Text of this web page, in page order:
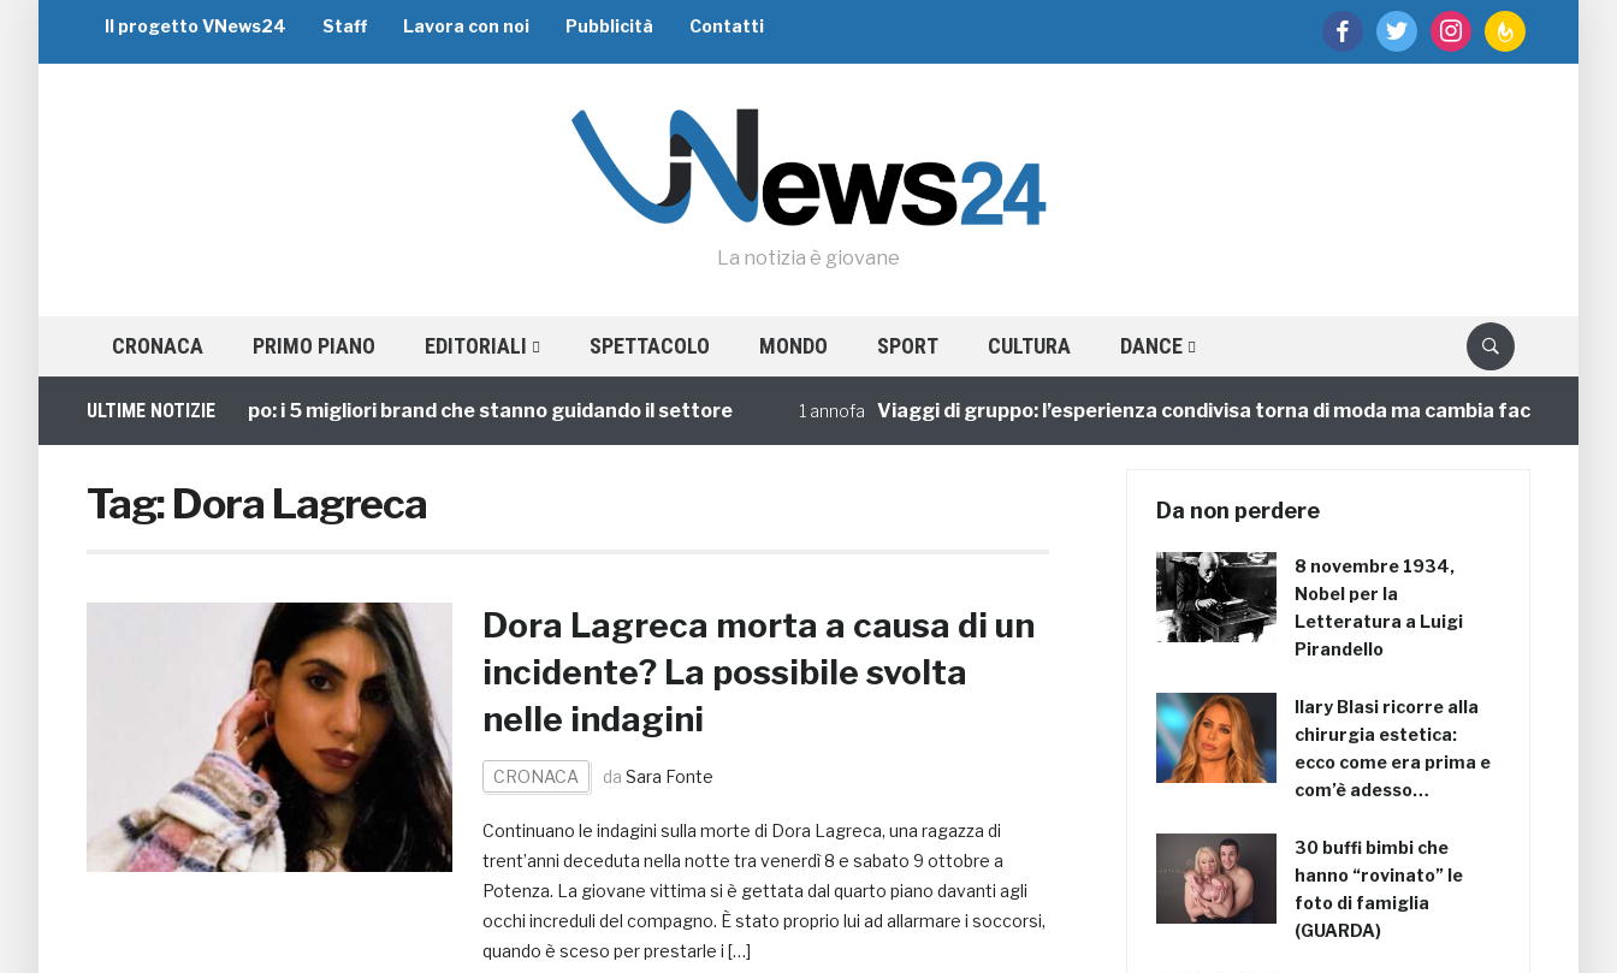
facebooktwitter instagramfeedburner
Il progetto VNews24 Staff Lavora con noi Pubblicità Contatti
La notizia è giovane
CRONACA PRIMO PIANO EDITORIALI SPETTACOLO MONDO SPORT CULTURA DANCE
ULTIME NOTIZIE
Viaggi di Gruppo: i 5 migliori brand che stanno guidando il settore 1 annofa Viaggi di gruppo: l’esperienza condivisa torna di moda ma cambia faccia
Tag:Dora Lagreca
Dora Lagreca morta a causa di un
incidente? La possibile svolta
nelle indagini
CRONACA da Sara Fonte
Continuano le indagini sulla morte di Dora Lagreca, una ragazza di
trent’anni deceduta nella notte tra venerdì 8 e sabato 9 ottobre a
Potenza. La giovane vittima si è gettata dal quarto piano davanti agli
occhi increduli del compagno. È stato proprio lui ad allarmare i soccorsi,
quando è sceso per prestarle i […]
Da non perdere
8 novembre 1934,
Nobel per la
Letteratura a Luigi
Pirandello
Ilary Blasi ricorre alla
chirurgia estetica:
ecco come era prima e
com’è adesso…
30 buffi bimbi che
hanno “rovinato” le
foto di famiglia
(GUARDA)